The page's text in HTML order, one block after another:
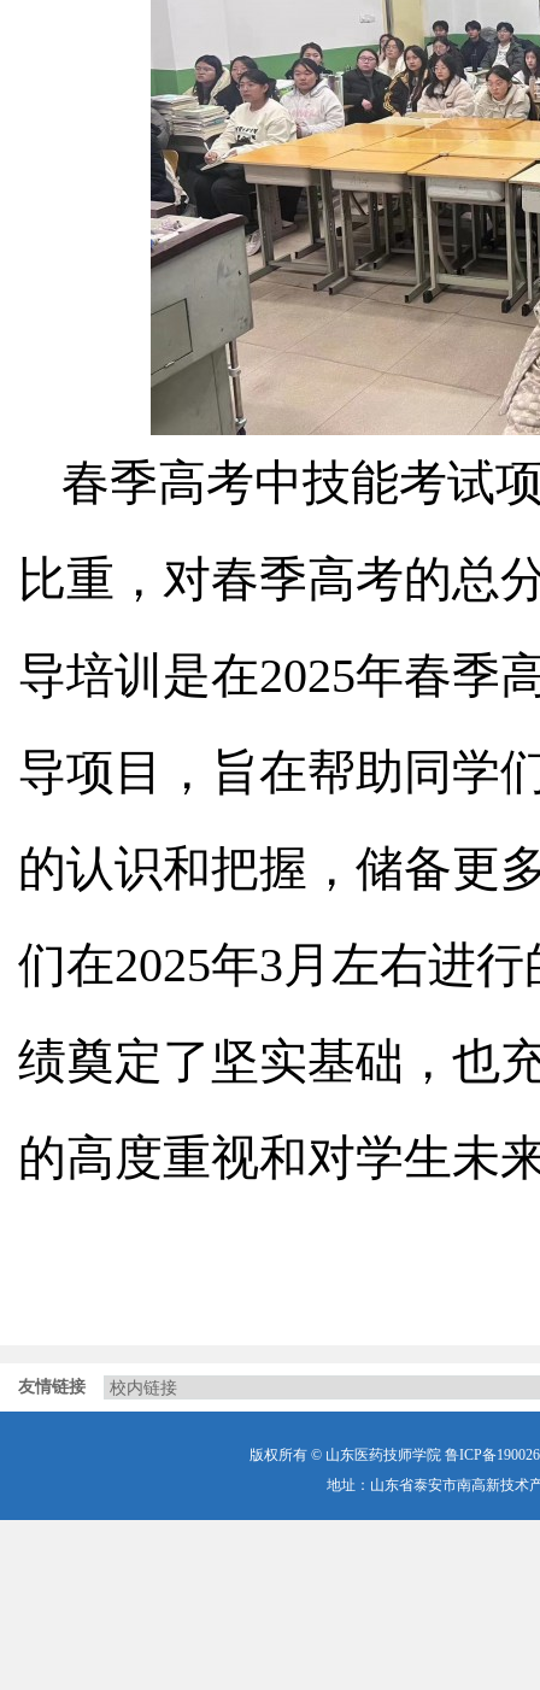
春季高考中技能考试
比重，对春季高考的总
导培训是在2025年春季
导项目，旨在帮助同学
的认识和把握，储备更
们在2025年3月左右进
绩奠定了坚实基础，也
的高度重视和对学生未
友情链接
版权所有 © 山东医药技师学院鲁ICP备
地址：山东省泰安市南高新技术